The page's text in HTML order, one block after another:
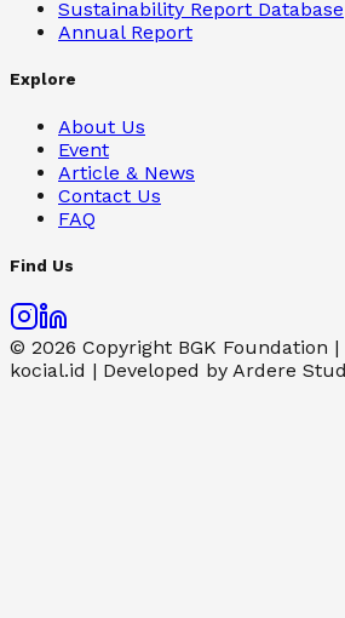
Sustainability Report Database
Annual Report
Explore
About Us
Event
Article & News
Contact Us
FAQ
Find Us
© 2026 Copyright BGK Foundation |
kocial.id | Developed by Ardere